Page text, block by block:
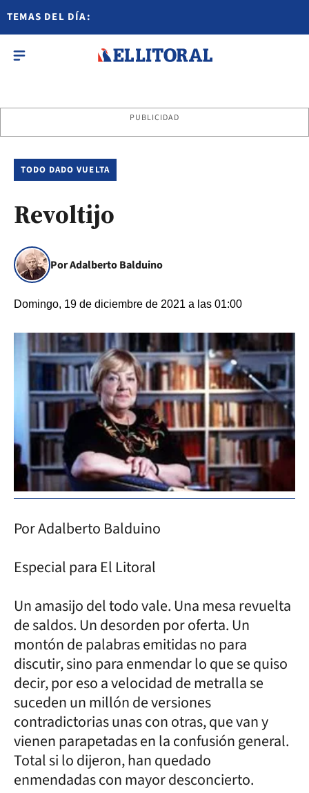
TEMAS DEL DÍA:
PUBLICIDAD
TODO DADO VUELTA
Revoltijo
Por Adalberto Balduino
Domingo, 19 de diciembre de 2021 a las 01:00
Por Adalberto Balduino
Especial para El Litoral
Un amasijo del todo vale. Una mesa revuelta
de saldos. Un desorden por oferta. Un
montón de palabras emitidas no para
discutir, sino para enmendar lo que se quiso
decir, por eso a velocidad de metralla se
suceden un millón de versiones
contradictorias unas con otras, que van y
vienen parapetadas en la confusión general.
Total si lo dijeron, han quedado
enmendadas con mayor desconcierto.